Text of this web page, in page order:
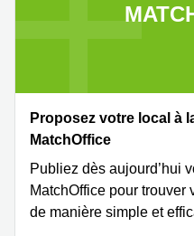
Proposez votre local à
MatchOffice
Publiez dès aujourd’hui
MatchOffice pour trouver
de manière simple et